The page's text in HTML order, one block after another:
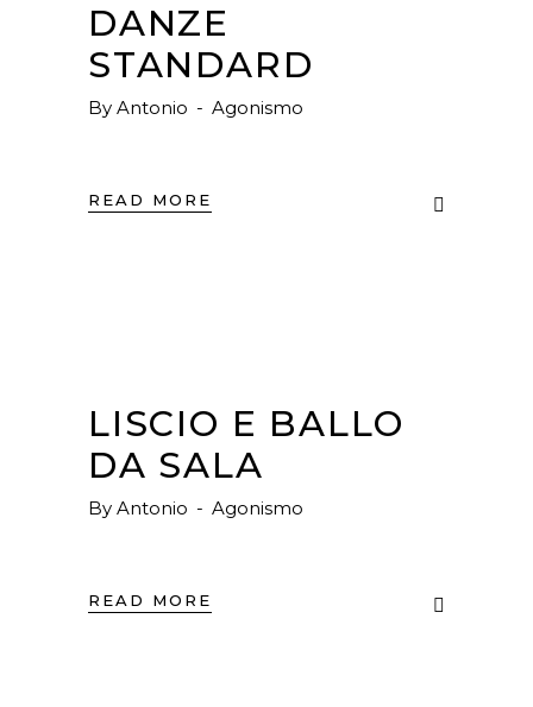
DANZE
STANDARD
By Antonio Agonismo
READ MORE
LISCIO E BALLO
DA SALA
By Antonio Agonismo
READ MORE